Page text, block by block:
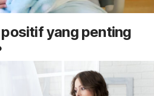
yang penting